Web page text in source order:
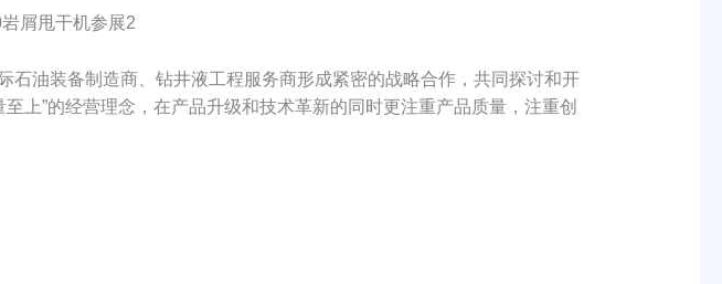
屑甩干机参展2
油装备制造商、钻井液工程服务商形成紧密的战略合作，共同探讨和开
上”的经营理念，在产品升级和技术革新的同时更注重产品质量，注重创